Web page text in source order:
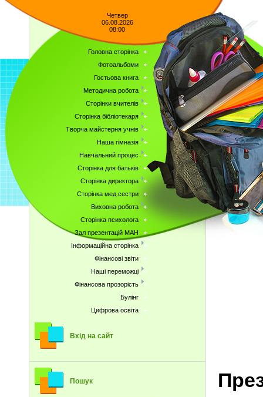
Четвер
06.08.2026
08:00
Головна сторінка
Фотоальбоми
Гостьова книга
Методична робота
Сторінки вчителів
Сторінка бібліотекаря
Творча майстерня учнів
Наша гімназія
Навчальний процес
Сторінка для батьків
Сторінка директора
Сторінка мед.сестри
Виховна робота
Сторінка психолога
Зал презентацій МАН
Інформаційна сторінка
Фінансові звіти
Наші переможці
Фінансова прозорість
Булінг
Цифрова освіта
Вхід на сайт
Пошук